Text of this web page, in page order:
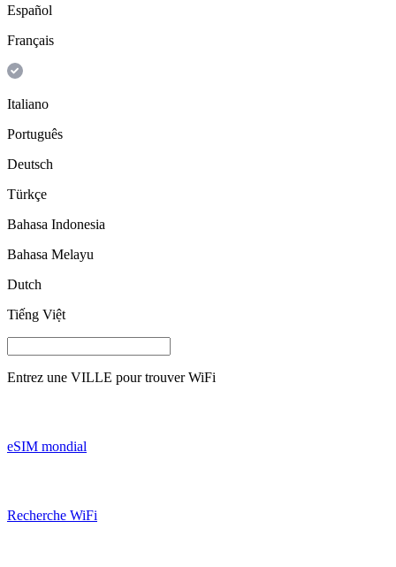
Español
Français
Italiano
Português
Deutsch
Türkçe
Bahasa Indonesia
Bahasa Melayu
Dutch
Tiếng Việt
Entrez une VILLE pour trouver WiFi
eSIM mondial
Recherche WiFi